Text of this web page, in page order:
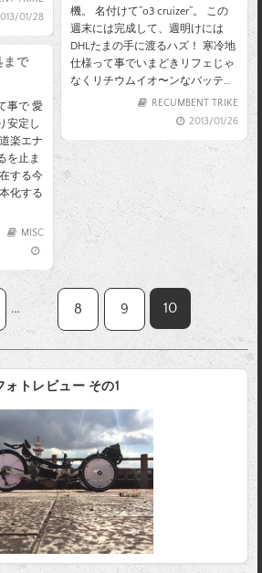
01/28
機。 名付けて”o3 cruizer”。 この
週末には完成して、週明けには
DHLたまの手に渡るハズ！ 寒冷地
仕様って事でいまどきリフェじゃ
なくリチウムイオ〜ンなバッテ…
RECUMBENT TRIKE
2013/01/26
まで
事で 愛
安定し
楽エナ
を止ま
する今
化する
MISC
… 8 9 10
トレビュー その1